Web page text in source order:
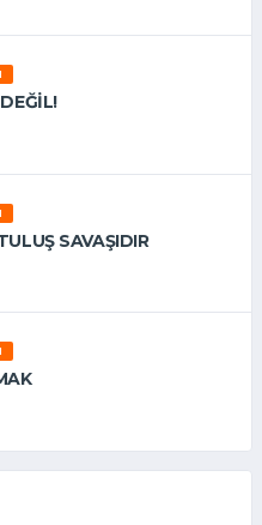
SAVAŞIDIR